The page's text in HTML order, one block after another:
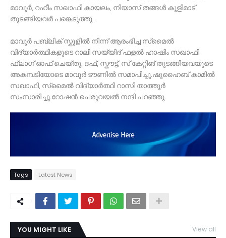
മാവൂർ, റഹീം സഖാഫി കായലം, നിയാസ് തങ്ങൾ കൂളിമാട്
തുടങ്ങിയവർ പങ്കെടുത്തു.
മാവൂർ പബ്ലിക് സ്കൂളിൽ നിന്ന് ആരംഭിച്ച സ്‌മൈൽ
വിദ്യാർത്ഥികളുടെ റാലി സയ്യിദ് ഫളൽ ഹാഷിം സഖാഫി
ഫ്ലാഗ് ഓഫ് ചെയ്തു. ദഫ്, സ്കൗട്ട്, സ് കേറ്റിങ് തുടങ്ങിയവയുടെ
അകമ്പടിയോടെ മാവൂർ ടൗണിൽ സമാപിച്ചു.ഷുഹൈബ് കാമിൽ
സഖാഫി, സ്‌മൈൽ വിദ്യാർത്ഥി റാസി താത്തൂർ
സംസാരിച്ചു.റോഷൻ പെരുവയൽ നന്ദി പറഞ്ഞു.
Tags Latest News
YOU MIGHT LIKE View all